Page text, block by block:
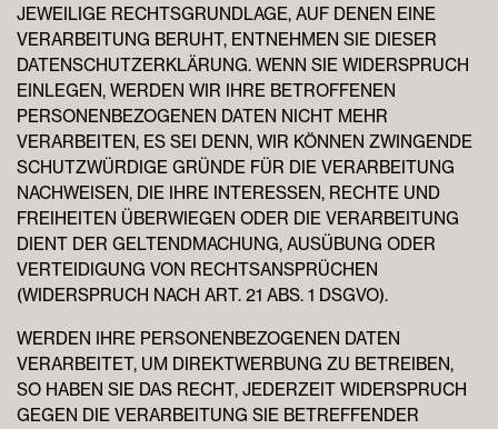
JEWEILIGE RECHTSGRUNDLAGE, AUF DENEN EINE
VERARBEITUNG BERUHT, ENTNEHMEN SIE DIESER
DATENSCHUTZERKLÄRUNG. WENN SIE WIDERSPRUCH
EINLEGEN, WERDEN WIR IHRE BETROFFENEN
PERSONENBEZOGENEN DATEN NICHT MEHR
VERARBEITEN, ES SEI DENN, WIR KÖNNEN ZWINGENDE
SCHUTZWÜRDIGE GRÜNDE FÜR DIE VERARBEITUNG
NACHWEISEN, DIE IHRE INTERESSEN, RECHTE UND
FREIHEITEN ÜBERWIEGEN ODER DIE VERARBEITUNG
DIENT DER GELTENDMACHUNG, AUSÜBUNG ODER
VERTEIDIGUNG VON RECHTSANSPRÜCHEN
(WIDERSPRUCH NACH ART. 21 ABS. 1 DSGVO).
WERDEN IHRE PERSONENBEZOGENEN DATEN
VERARBEITET, UM DIREKTWERBUNG ZU BETREIBEN,
SO HABEN SIE DAS RECHT, JEDERZEIT WIDERSPRUCH
GEGEN DIE VERARBEITUNG SIE BETREFFENDER